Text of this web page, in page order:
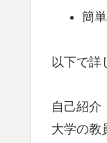
簡
以下で詳
自己紹介
大学の教